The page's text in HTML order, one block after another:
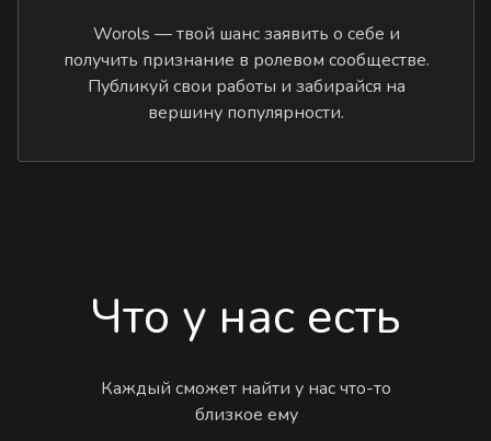
Worols — твой шанс заявить о себе и
получить признание в ролевом сообществе.
Публикуй свои работы и забирайся на
вершину популярности.
Что у нас есть
Каждый сможет найти у нас что-то
близкое ему